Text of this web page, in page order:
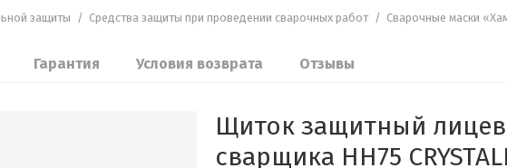
защиты Средства защиты при проведении сварочных работ Сварочные маски
Гарантия Условия возврата Отзывы
Щиток защитный
сварщика НН75